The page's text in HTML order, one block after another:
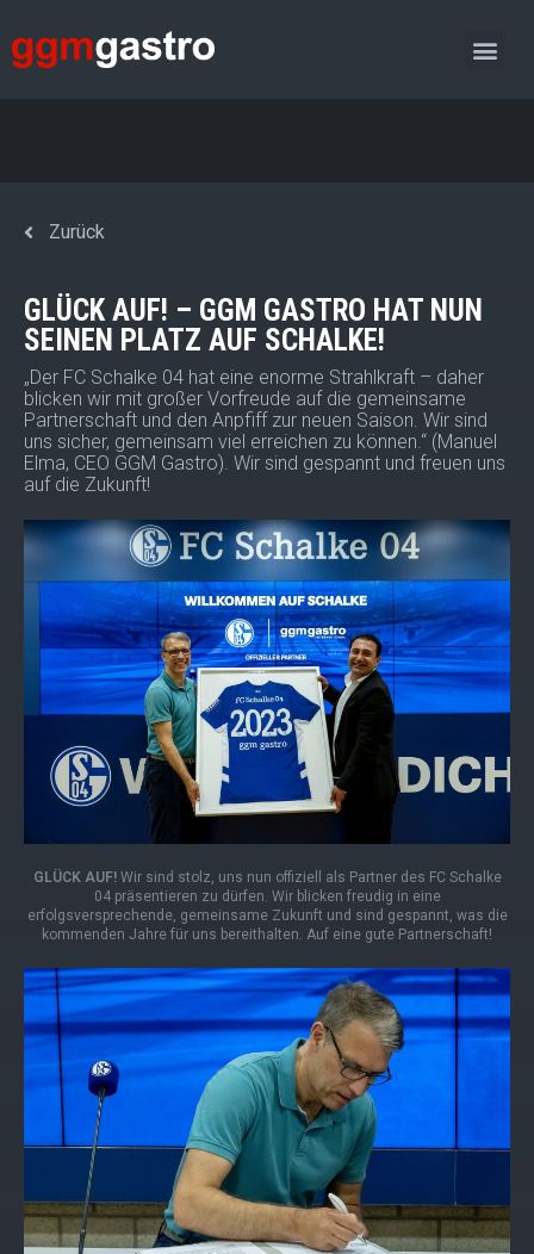
Zurück
GLÜCK AUF! – GGM GASTRO HAT NUN
SEINEN PLATZ AUF SCHALKE!
„Der FC Schalke 04 hat eine enorme Strahlkraft – daher
blicken wir mit großer Vorfreude auf die gemeinsame
Partnerschaft und den Anpfiff zur neuen Saison. Wir sind
uns sicher, gemeinsam viel erreichen zu können.“ (Manuel
Elma, CEO GGM Gastro). Wir sind gespannt und freuen uns
auf die Zukunft!
GLÜCK AUF!Wir sind stolz, uns nun offiziell als Partner des FC Schalke
04 präsentieren zu dürfen. Wir blicken freudig in eine
erfolgsversprechende, gemeinsame Zukunft und sind gespannt, was die
kommenden Jahre für uns bereithalten. Auf eine gute Partnerschaft!